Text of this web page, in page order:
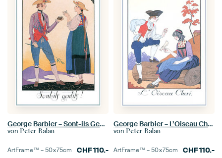
George Barbier – Sont-ils Gentils!
von Peter Balan
ArtFrame™ –50×75cm CHF110.-
George Barbier – L’Oiseau Chéri
von Peter Balan
ArtFrame™ –50×75cm CHF110.-